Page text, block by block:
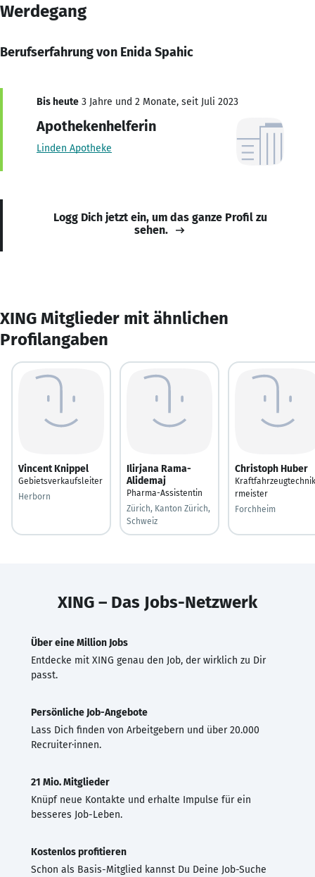
Werdegang
Berufserfahrung von Enida Spahic
Bis heute 3 Jahre und 2 Monate, seit Juli 2023
Apothekenhelferin
Linden Apotheke
Logg Dich jetzt ein, um das ganze Profil zu
sehen.
XING Mitglieder mit ähnlichen
Profilangaben
Vincent Knippel
Gebietsverkaufsleiter
Herborn
Ilirjana Rama-
Alidemaj
Pharma-Assistentin
Zürich, Kanton Zürich,
Schweiz
Christoph Huber
rmeister
Forchheim
XING – Das Jobs-Netzwerk
Über eine Million Jobs
Entdecke mit XING genau den Job, der wirklich zu Dir
passt.
Persönliche Job-Angebote
Lass Dich finden von Arbeitgebern und über 20.000
Recruiter·innen.
21 Mio. Mitglieder
Knüpf neue Kontakte und erhalte Impulse für ein
besseres Job-Leben.
Kostenlos profitieren
Schon als Basis-Mitglied kannst Du Deine Job-Suche